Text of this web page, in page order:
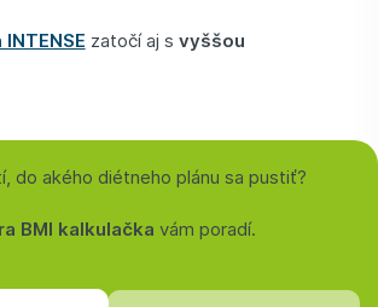
zatočí aj s vyššou
do akého diétneho plánu sa pustiť?
BMI kalkulačka vám poradí.